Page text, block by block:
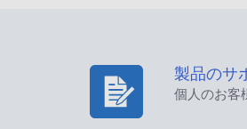
製品のサ
個人のお客